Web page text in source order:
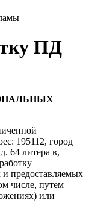
ПД
195112, город
64 литера в,
предоставляемых
числе, путем
или